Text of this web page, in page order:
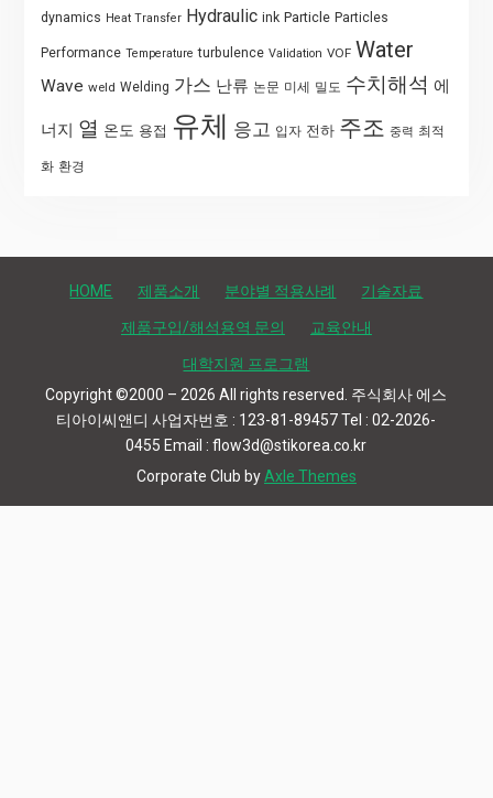
dynamics Heat Transfer Hydraulic ink Particle Particles
Performance Temperature turbulence Validation VOF Water
Wave weld Welding 가스 난류 논문 미세 밀도 수치해석 에
너지 열 온도 용접 유체 응고 입자 전하 주조 중력 최적
화 환경
HOME 제품소개 분야별 적용사례 기술자료
제품구입/해석용역 문의 교육안내
대학지원 프로그램
Copyright ©2000 – 2026 All rights reserved. 주식회사 에스
티아이씨앤디 사업자번호 : 123-81-89457 Tel : 02-2026-
0455 Email : flow3d@stikorea.co.kr
Corporate Club byAxle Themes